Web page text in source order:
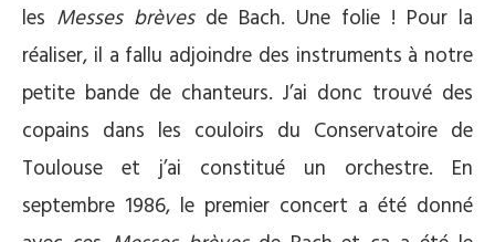
les Messes brèvesde Bach. Une folie ! Pour la
réaliser, il a fallu adjoindre des instruments à notre
petite bande de chanteurs. J’ai donc trouvé des
copains dans les couloirs du Conservatoire de
Toulouse et j’ai constitué un orchestre. En
septembre 1986, le premier concert a été donné